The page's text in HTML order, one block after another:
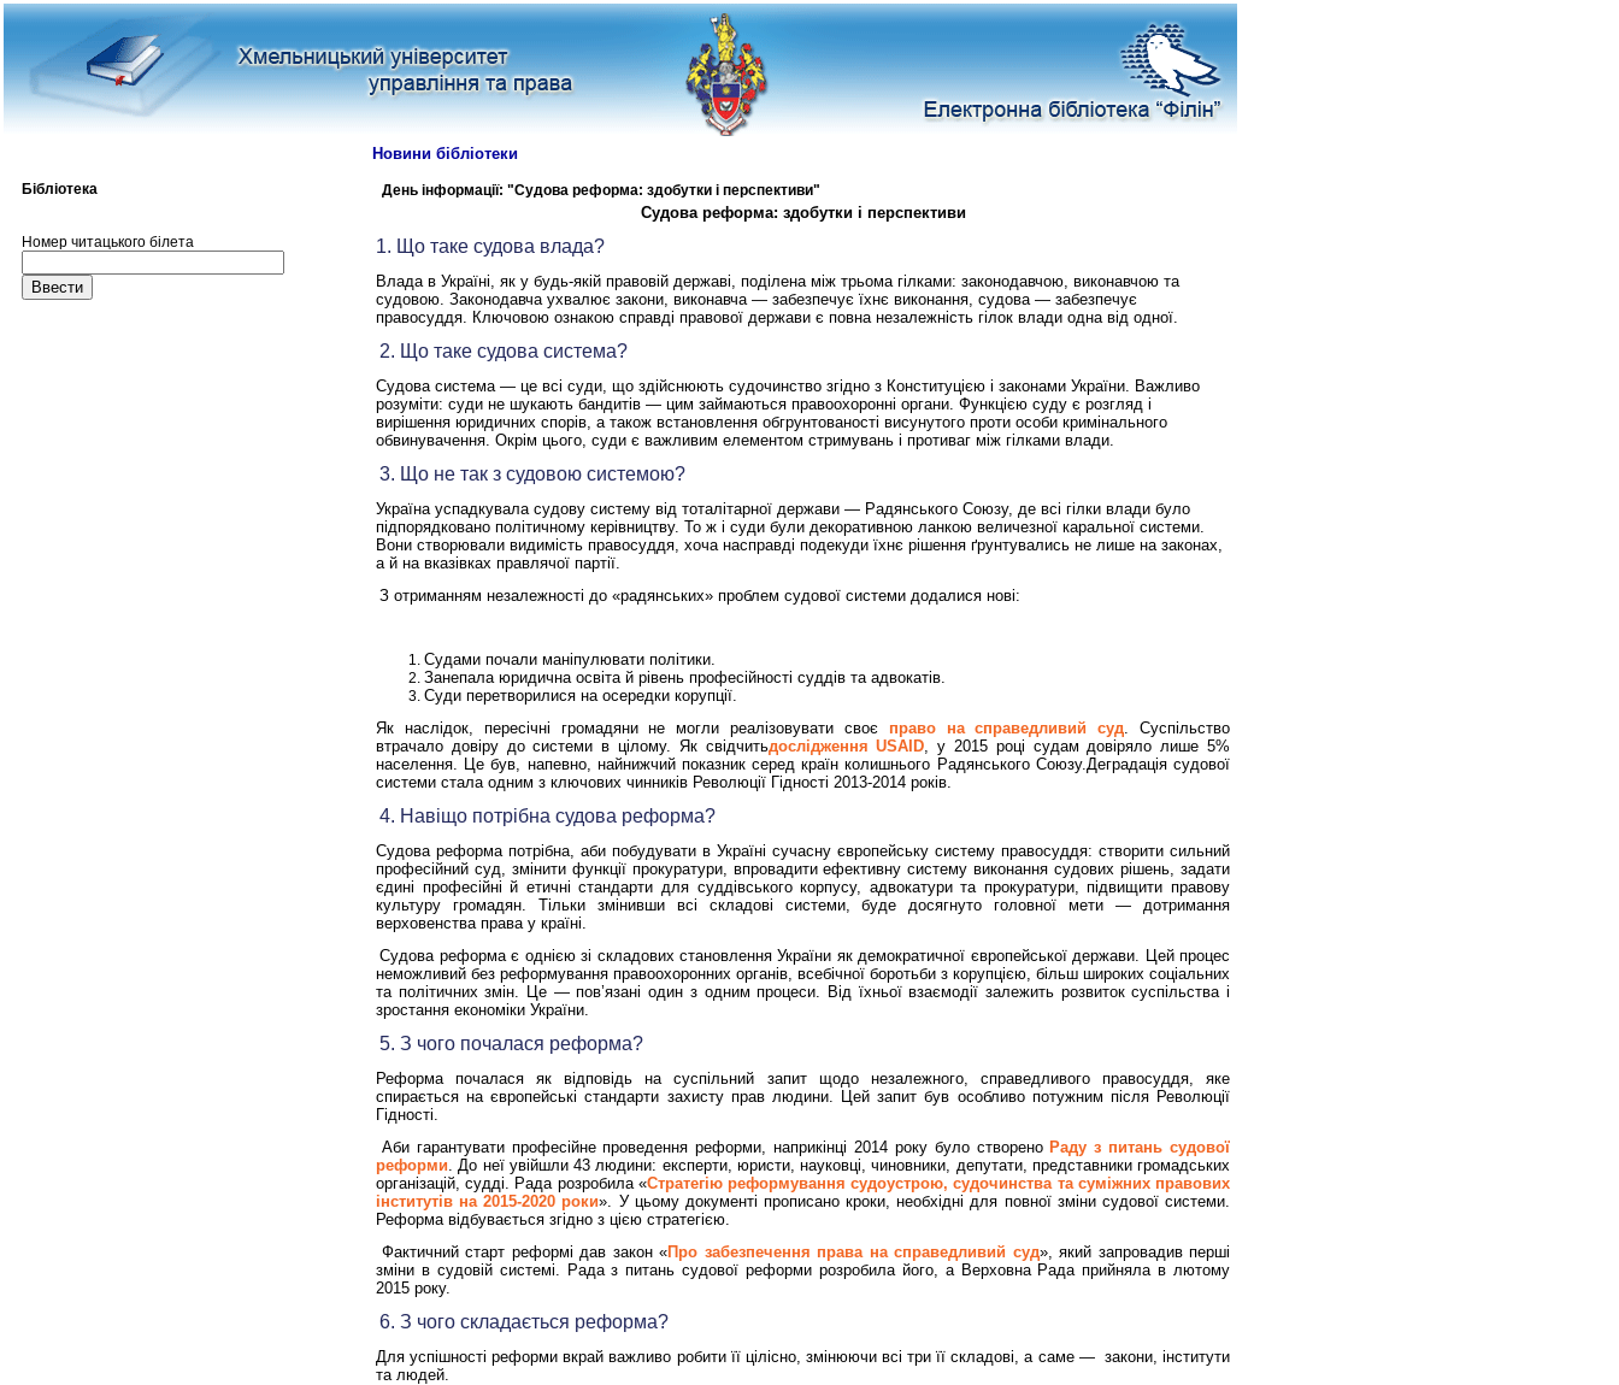
Бібліотека
Номер читацького білета
Новини бібліотеки
День інформації: "Судова реформа: здобутки і перспективи"
Судова реформа: здобутки і перспективи
1. Що таке судова влада?
Влада в Україні, як у будь-якій правовій державі, поділена між трьома гілками: законодавчою, виконавчою та
судовою. Законодавча ухвалює закони, виконавча — забезпечує їхнє виконання, судова — забезпечує
правосуддя. Ключовою ознакою справді правової держави є повна незалежність гілок влади одна від одної.
2. Що таке судова система?
Судова система — це всі суди, що здійснюють судочинство згідно з Конституцією і законами України. Важливо
розуміти: суди не шукають бандитів — цим займаються правоохоронні органи. Функцією суду є розгляд і
вирішення юридичних спорів, а також встановлення обгрунтованості висунутого проти особи кримінального
обвинувачення. Окрім цього, суди є важливим елементом стримувань і противаг між гілками влади.
3. Що не так з судовою системою?
Україна успадкувала судову систему від тоталітарної держави — Радянського Союзу, де всі гілки влади було
підпорядковано політичному керівництву. То ж і суди були декоративною ланкою величезної каральної системи.
Вони створювали видимість правосуддя, хоча насправді подекуди їхнє рішення ґрунтувались не лише на законах,
а й на вказівках правлячої партії.
З отриманням незалежності до «радянських» проблем судової системи додалися нові:
Судами почали маніпулювати політики.
Занепала юридична освіта й рівень професійності суддів та адвокатів.
Суди перетворилися на осередки корупції.
Як наслідок, пересічні громадяни не могли реалізовувати своє
право на справедливий суд. Суспільство
втрачало довіру до системи в цілому. Як свідчитьдослідження USAID, у 2015 році судам довіряло лише 5%
населення. Це був, напевно, найнижчий показник серед країн колишнього Радянського Союзу.Деградація судової
системи стала одним з ключових чинників Революції Гідності 2013-2014 років.
4. Навіщо потрібна судова реформа?
Судова реформа потрібна, аби побудувати в Україні сучасну європейську систему правосуддя: створити сильний
професійний суд, змінити функції прокуратури, впровадити ефективну систему виконання судових рішень, задати
єдині професійні й етичні стандарти для суддівського корпусу, адвокатури та прокуратури, підвищити правову
культуру громадян. Тільки змінивши всі складові системи, буде досягнуто головної мети — дотримання
верховенства права у країні.
Судова реформа є однією зі складових становлення України як демократичної європейської держави. Цей процес
неможливий без реформування правоохоронних органів, всебічної боротьби з корупцією, більш широких соціальних
та політичних змін. Це — пов’язані один з одним процеси. Від їхньої взаємодії залежить розвиток суспільства і
зростання економіки України.
5. З чого почалася реформа?
Реформа почалася як відповідь на суспільний запит щодо незалежного, справедливого правосуддя, яке
спирається на європейські стандарти захисту прав людини. Цей запит був особливо потужним після Революції
Гідності.
Аби гарантувати професійне проведення реформи, наприкінці 2014 року було створено Раду з питань судової
реформи. До неї увійшли 43 людини: експерти, юристи, науковці, чиновники, депутати, представники громадських
організацій, судді. Рада розробила «Стратегію реформування судоустрою, судочинства та суміжних правових
інститутів на 2015-2020 роки». У цьому документі прописано кроки, необхідні для повної зміни судової системи.
Реформа відбувається згідно з цією стратегією.
Фактичний старт реформі дав закон «Про забезпечення права на справедливий суд», який запровадив перші
зміни в судовій системі. Рада з питань судової реформи розробила його, а Верховна Рада прийняла в лютому
2015 року.
6. З чого складається реформа?
Для успішності реформи вкрай важливо робити її цілісно, змінюючи всі три її складові, а саме — закони, інститути
та людей.